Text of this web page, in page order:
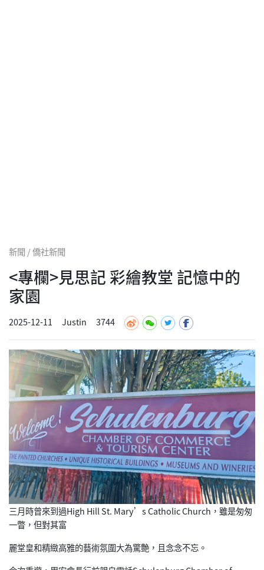
新聞 / 僑社新聞
<專欄>見思記 彩繪教堂 記憶中的
家園
2025-12-11 Justin 3744
三月時曾來到過High Hill St. Mary’s Catholic Church，雖是匆匆
一瞥，但對其富
麗堂皇和精緻高雅的藝術氛圍大為驚艶，且念念不忘。